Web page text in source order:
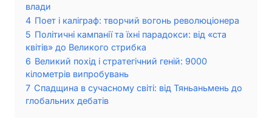
влади
4 Поет і каліграф: творчий вогонь революціонера
5 Політичні кампанії та їхні парадокси: від «ста
квітів» до Великого стрибка
6 Великий похід і стратегічний геній: 9000
кілометрів випробувань
7 Спадщина в сучасному світі: від Тяньаньмень до
глобальних дебатів